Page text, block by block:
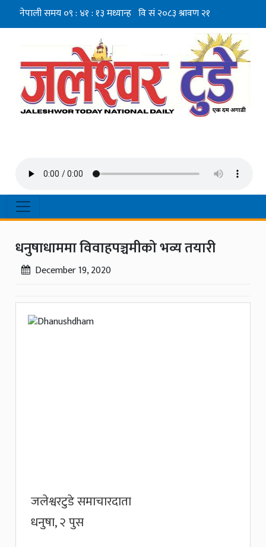
धनुषाधाममा विवाहपञ्चमीको भव्य तयारी
December 19, 2020
जलेश्वरटुडे समाचारदाता
धनुषा, २ पुस